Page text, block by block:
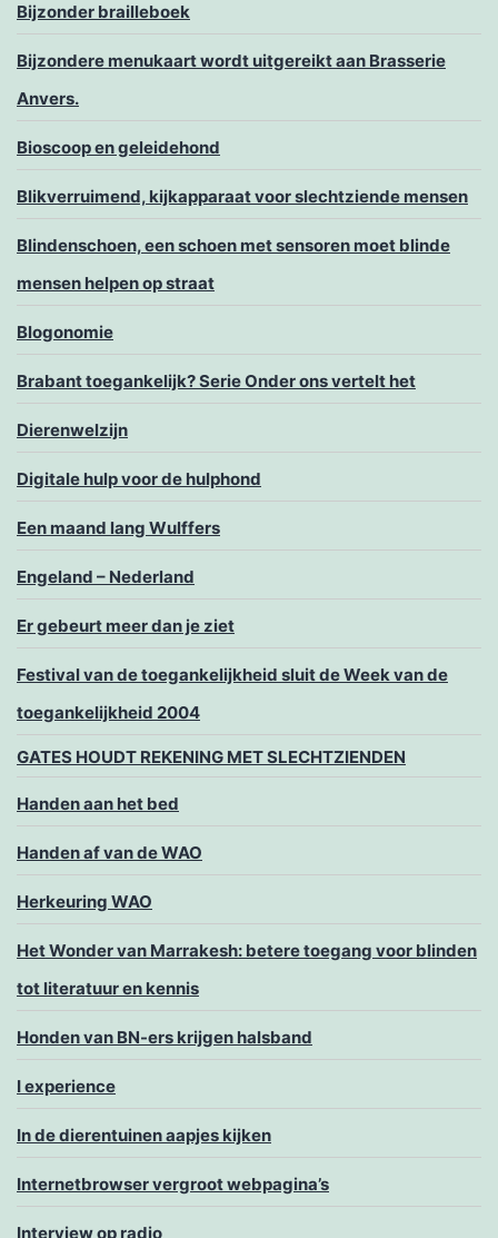
Bijzonder brailleboek
Bijzondere menukaart wordt uitgereikt aan Brasserie
Anvers.
Bioscoop en geleidehond
Blikverruimend, kijkapparaat voor slechtziende mensen
Blindenschoen, een schoen met sensoren moet blinde
mensen helpen op straat
Blogonomie
Brabant toegankelijk? Serie Onder ons vertelt het
Dierenwelzijn
Digitale hulp voor de hulphond
Een maand lang Wulffers
Engeland – Nederland
Er gebeurt meer dan je ziet
Festival van de toegankelijkheid sluit de Week van de
toegankelijkheid 2004
GATES HOUDT REKENING MET SLECHTZIENDEN
Handen aan het bed
Handen af van de WAO
Herkeuring WAO
Het Wonder van Marrakesh: betere toegang voor blinden
tot literatuur en kennis
Honden van BN-ers krijgen halsband
I experience
In de dierentuinen aapjes kijken
Internetbrowser vergroot webpagina’s
Interview op radio